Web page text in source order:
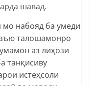
шавад.
набояд ба умеди
талошамонро
аз лиҳози
танқисиву
истеҳсоли